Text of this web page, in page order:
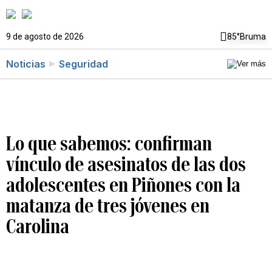
9 de agosto de 2026 85°Bruma
Noticias Seguridad
Lo que sabemos: confirman
vínculo de asesinatos de las dos
adolescentes en Piñones con la
matanza de tres jóvenes en
Carolina